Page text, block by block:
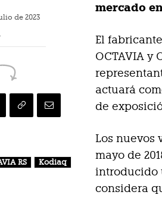
de 2023
RS
Kodiaq
mercado
El
OCTAVIA y
actuará
de
Los nuevos
mayo de
introducido
considera